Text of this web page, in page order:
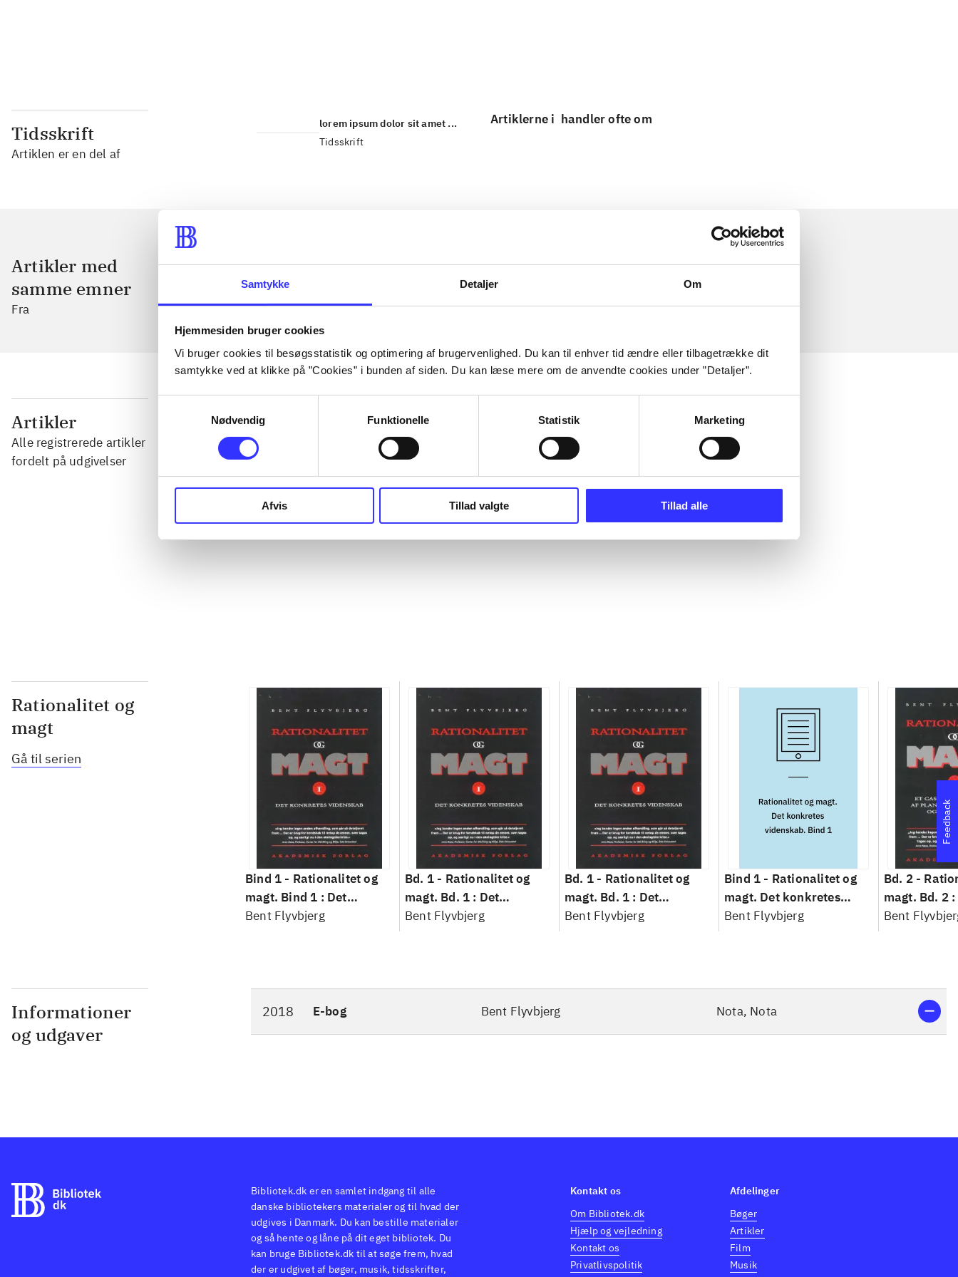
Samtykke Detaljer Om
Hjemmesiden bruger cookies
Vi bruger cookies til besøgsstatistik og optimering af brugervenlighed. Du kan til enhver tid ændre eller tilbagetrække dit
samtykke ved at klikke på ”Cookies” i bunden af siden. Du kan læse mere om de anvendte cookies under ”Detaljer”.
Nødvendig
Funktionelle Statistik Marketing
Afvis Tillad valgte Tillad alle
Tidsskrift
Artiklen er en del af
lorem ipsum dolor sit amet ...
Tidsskrift
Artiklerne i handler ofte om
Artikler med
samme emner
Fra
Artikler
Alle registrerede artikler
fordelt på udgivelser
...
Rationalitet og
magt
Gå til serien
Bind 1 - Rationalitet og
magt. Bind 1 : Det
konkretes videnskab
Bent Flyvbjerg
Bd. 1 - Rationalitet og
magt. Bd. 1 : Det
konkretes videnskab
Bent Flyvbjerg
Bd. 1 - Rationalitet og
magt. Bd. 1 : Det
konkretes videnskab
Bent Flyvbjerg
Bind 1 - Rationalitet og
magt. Det konkretes
videnskab. Bind 1
Bent Flyvbjerg
Bd. 2 -
magt. Bd. 2
baseret
Bent
Informationer
og udgaver
2018 E-bog Bent Flyvbjerg Nota, Nota
Feedback
Bibliotek.dk er en samlet indgang til alle
danske bibliotekers materialer og til hvad der
udgives i Danmark. Du kan bestille materialer
og så hente og låne på dit eget bibliotek. Du
kan bruge Bibliotek.dk til at søge frem, hvad
der er udgivet af bøger, musik, tidsskrifter,
Kontakt os
Om Bibliotek.dk
Hjælp og vejledning
Kontakt os
Privatlivspolitik
Afdelinger
Bøger
Artikler
Film
Musik